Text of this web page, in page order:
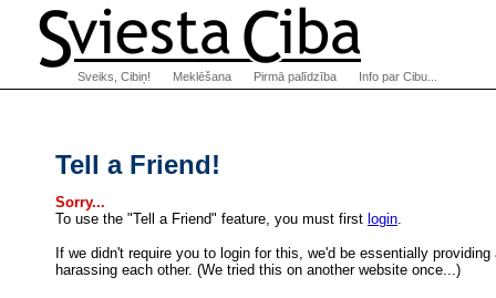
Tell a Friend!
Sorry...
To use the "Tell a Friend" feature, you must first login.
If we didn't require you to login for this, we'd be essentially
harassing each other. (We tried this on another website once...)
Sveiks, Cibiņ! Meklēšana Pirmā palīdzība Info par Cibu...